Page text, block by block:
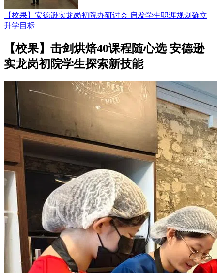
【校果】安德逊实龙岗初院办研讨会 启发学生职涯规划确立
升学目标
【校果】击剑烘焙40课程随心选 安德逊
实龙岗初院学生探索新技能